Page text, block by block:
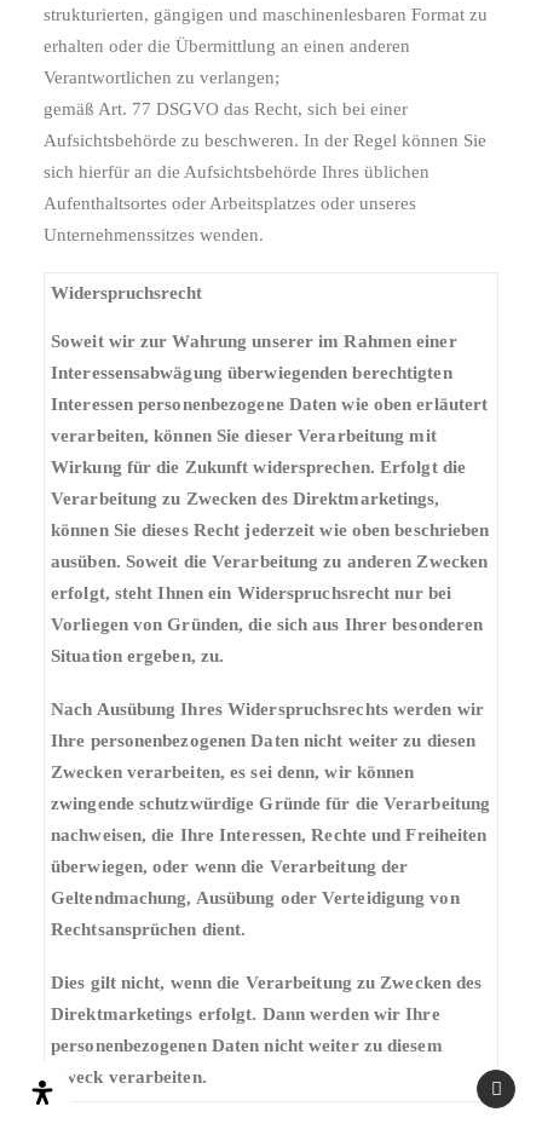
strukturierten, gängigen und maschinenlesbaren Format zu
erhalten oder die Übermittlung an einen anderen
Verantwortlichen zu verlangen;
gemäß Art. 77 DSGVO das Recht, sich bei einer
Aufsichtsbehörde zu beschweren. In der Regel können Sie
sich hierfür an die Aufsichtsbehörde Ihres üblichen
Aufenthaltsortes oder Arbeitsplatzes oder unseres
Unternehmenssitzes wenden.
Widerspruchsrecht
Soweit wir zur Wahrung unserer im Rahmen einer
Interessensabwägung überwiegenden berechtigten
Interessen personenbezogene Daten wie oben erläutert
verarbeiten, können Sie dieser Verarbeitung mit
Wirkung für die Zukunft widersprechen. Erfolgt die
Verarbeitung zu Zwecken des Direktmarketings,
können Sie dieses Recht jederzeit wie oben beschrieben
ausüben. Soweit die Verarbeitung zu anderen Zwecken
erfolgt, steht Ihnen ein Widerspruchsrecht nur bei
Vorliegen von Gründen, die sich aus Ihrer besonderen
Situation ergeben, zu.
Nach Ausübung Ihres Widerspruchsrechts werden wir
Ihre personenbezogenen Daten nicht weiter zu diesen
Zwecken verarbeiten, es sei denn, wir können
zwingende schutzwürdige Gründe für die Verarbeitung
nachweisen, die Ihre Interessen, Rechte und Freiheiten
überwiegen, oder wenn die Verarbeitung der
Geltendmachung, Ausübung oder Verteidigung von
Rechtsansprüchen dient.
Dies gilt nicht, wenn die Verarbeitung zu Zwecken des
Direktmarketings erfolgt. Dann werden wir Ihre
personenbezogenen Daten nicht weiter zu diesem
Zweck verarbeiten.